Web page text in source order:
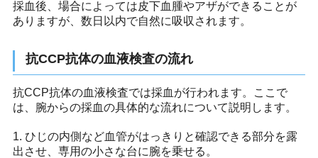
採血後、場合によっては皮下血腫やアザができることが
ありますが、数日以内で自然に吸収されます。
抗CCP抗体の血液検査の流れ
抗CCP抗体の血液検査では採血が行われます。ここで
は、腕からの採血の具体的な流れについて説明します。
1. ひじの内側など血管がはっきりと確認できる部分を露
出させ、専用の小さな台に腕を乗せる。